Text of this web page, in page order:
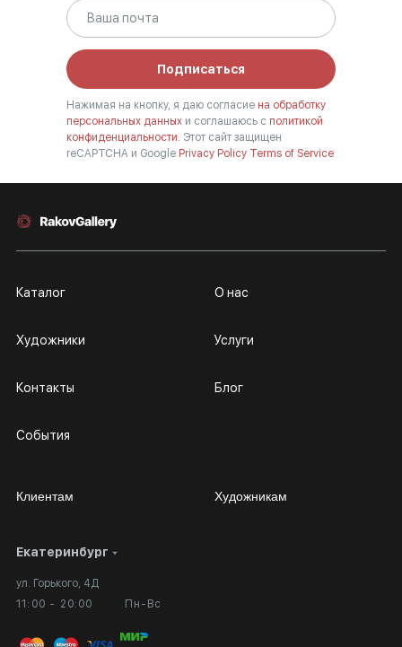
Подписаться
Нажимая на кнопку, я даю согласие на обработку
персональных данных и соглашаюсь с политикой
конфиденциальности. Этот сайт защищен
reCAPTCHA и Google Privacy Policy Terms of Service
Екатеринбург
ул. Горького, 4Д
11:00 - 20:00
Пн-Вс
Каталог
Художники
Контакты
События
О нас
Услуги
Блог
Клиентам
Личный кабинет
Вопросы и ответы
Художникам
Сотрудничество
Выставка в галерее